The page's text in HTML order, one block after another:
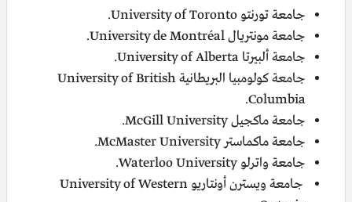
جامعة تورنتو University of Toronto.
جامعة مونتريال University de Montréal.
جامعة ألبيرتا University of Alberta.
جامعة كولومبيا البريطانية University of British
Columbia.
جامعة ماكجيل McGill University.
جامعة ماكماستر McMaster University.
جامعة واترلو Waterloo University.
جامعة ويسترن أونتاريو University of Western